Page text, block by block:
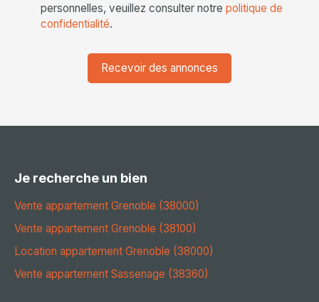
personnelles, veuillez consulter notre politique de
confidentialité.
Recevoir des annonces
Je recherche un bien
Vente appartement Grenoble (38000)
Vente appartement Grenoble (38100)
Location appartement Grenoble (38000)
Vente appartement Sassenage (38360)